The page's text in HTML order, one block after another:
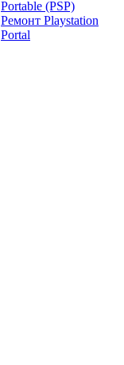
Portable (PSP)
Ремонт Playstation
Portal